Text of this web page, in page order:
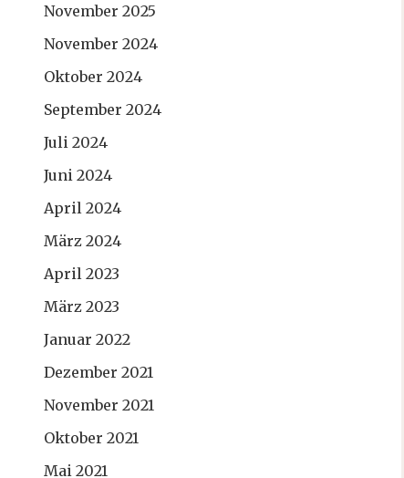
November 2025
November 2024
Oktober 2024
September 2024
Juli 2024
Juni 2024
April 2024
März 2024
April 2023
März 2023
Januar 2022
Dezember 2021
November 2021
Oktober 2021
Mai 2021